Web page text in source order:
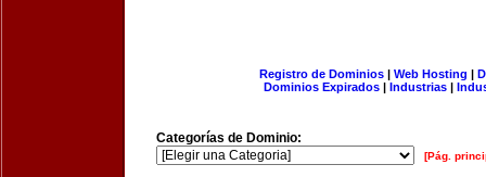
Registro de Dominios| Web Hosting |
Dominios Expirados | Industrias |
Categorías de Dominio:
[Pág.